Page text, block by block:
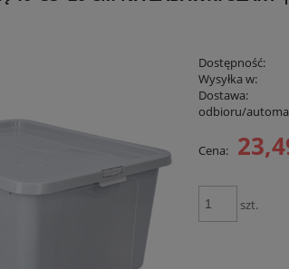
Dostępność:
Wysyłka w:
Dostawa:
odbioru/
Cena nie zawiera
płatności
Cena:
szt.